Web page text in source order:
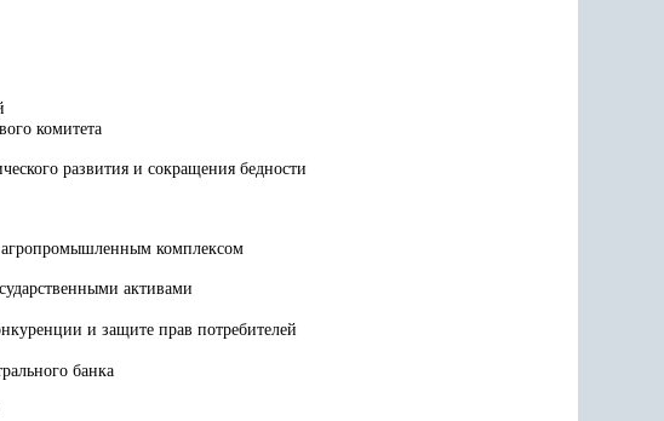
комитета
развития и сокращения бедности
комплексом
активами
и защите прав потребителей
банка